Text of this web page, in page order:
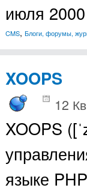
июля
CMS, Блоги, форумы,
XOOPS
12
XOOPS
языке